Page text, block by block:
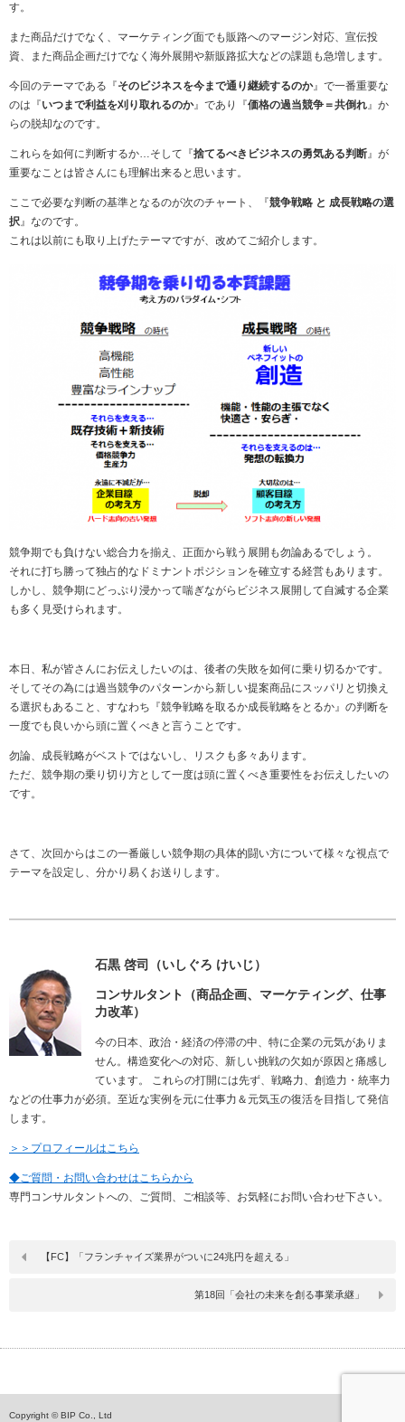
す。
また商品だけでなく、マーケティング面でも販路へのマージン対応、宣伝投
資、また商品企画だけでなく海外展開や新販路拡大などの課題も急増します。
今回のテーマである『そのビジネスを今まで通り継続するのか』で一番重要な
のは『いつまで利益を刈り取れるのか』であり『価格の過当競争＝共倒れ』か
らの脱却なのです。
これらを如何に判断するか…そして『捨てるべきビジネスの勇気ある判断』が
重要なことは皆さんにも理解出来ると思います。
ここで必要な判断の基準となるのが次のチャート、『競争戦略 と 成長戦略の選
択』なのです。
これは以前にも取り上げたテーマですが、改めてご紹介します。
競争期でも負けない総合力を揃え、正面から戦う展開も勿論あるでしょう。
それに打ち勝って独占的なドミナントポジションを確立する経営もあります。
しかし、競争期にどっぷり浸かって喘ぎながらビジネス展開して自滅する企業
も多く見受けられます。
本日、私が皆さんにお伝えしたいのは、後者の失敗を如何に乗り切るかです。
そしてその為には過当競争のパターンから新しい提案商品にスッパリと切換え
る選択もあること、すなわち『競争戦略を取るか成長戦略をとるか』の判断を
一度でも良いから頭に置くべきと言うことです。
勿論、成長戦略がベストではないし、リスクも多々あります。
ただ、競争期の乗り切り方として一度は頭に置くべき重要性をお伝えしたいの
です。
さて、次回からはこの一番厳しい競争期の具体的闘い方について様々な視点で
テーマを設定し、分かり易くお送りします。
石黒 啓司（いしぐろ けいじ）
コンサルタント（商品企画、マーケティング、仕事
力改革）
今の日本、政治・経済の停滞の中、特に企業の元気がありま
せん。構造変化への対応、新しい挑戦の欠如が原因と痛感し
ています。 これらの打開には先ず、戦略力、創造力・統率力
などの仕事力が必須。至近な実例を元に仕事力＆元気玉の復活を目指して発信
します。
＞＞プロフィールはこちら
◆ご質問・お問い合わせはこちらから
専門コンサルタントへの、ご質問、ご相談等、お気軽にお問い合わせ下さい。
【FC】「フランチャイズ業界がついに24兆円を超える」
第18回「会社の未来を創る事業承継」
Copyright © BIP Co., Ltd